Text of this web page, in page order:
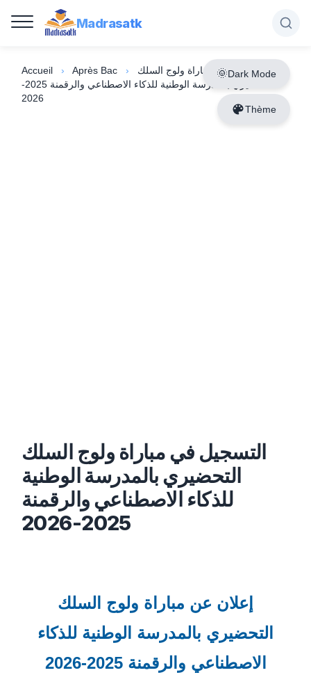
Madrasatk
Dark Mode
Thème
Accueil › Après Bac ›
التسجيل في مباراة ولوج السلك
التحضيري بالمدرسة الوطنية للذكاء الاصطناعي والرقمنة 2025-
2026
التسجيل في مباراة ولوج السلك
التحضيري بالمدرسة الوطنية
للذكاء الاصطناعي والرقمنة
2025-2026
إعلان عن مباراة ولوج السلك
التحضيري بالمدرسة الوطنية للذكاء
الاصطناعي والرقمنة 2025-2026